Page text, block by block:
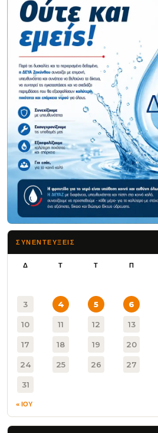
ΣΥΝΕΝΤΕΥΞΕΙΣ
Δ Τ Τ Π
3 4 5 6
10 11 12 13
17 18 19 20
24 25 26 27
31
« ΙΟΥ